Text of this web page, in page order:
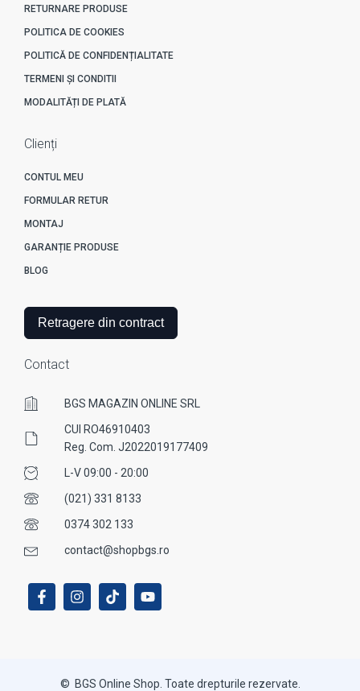
RETURNARE PRODUSE
POLITICA DE COOKIES
POLITICĂ DE CONFIDENȚIALITATE
TERMENI ȘI CONDITII
MODALITĂȚI DE PLATĂ
Clienți
CONTUL MEU
FORMULAR RETUR
MONTAJ
GARANȚIE PRODUSE
BLOG
Retragere din contract
Contact
BGS MAGAZIN ONLINE SRL
CUI RO46910403
Reg. Com. J2022019177409
L-V 09:00 - 20:00
(021) 331 8133
0374 302 133
contact@shopbgs.ro
© BGS Online Shop. Toate drepturile rezervate.